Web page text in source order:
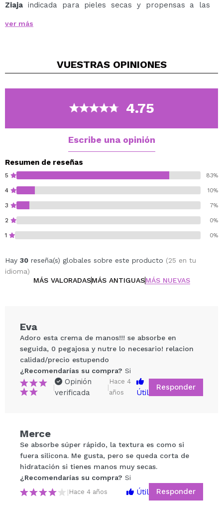
Ziaja indicada para pieles secas y propensas a las
Hidrata profundamente, alisa y hace la piel más
Refuerza las uñas, trabajando para prevenir su división
Ingredientes activos: complejo de leche de cabra,
provitamina B5 (d-panthenol), vitamina A, vitamina E.
ver más
VUESTRAS OPINIONES
4.75
Escribe una opinión
Resumen de reseñas
5 83%
4 10%
3 7%
2 0%
1 0%
Hay 30 reseña(s) globales sobre este producto (25 en tu
idioma)
MÁS VALORADASMÁS ANTIGUASMÁS NUEVAS
Tu vídeo podría ser el primero. Imagínatelo...
¿Recomendarías su compra?
5/5
Eva
Adoro esta crema de manos!!! se absorbe en
seguida, 0 pegajosa y nutre lo necesario! relacion
calidad/precio estupendo
¿Recomendarías su compra? Si
|
Opinión
verificada
|
Hace 4
años
Útil
Responder
Merce
Se absorbe súper rápido, la textura es como si
fuera silicona. Me gusta, pero se queda corta de
hidratación si tienes manos muy secas.
¿Recomendarías su compra? Si
| Hace 4 años Útil Responder